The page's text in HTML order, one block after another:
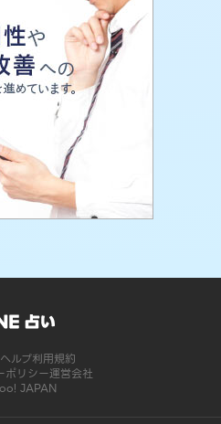
ヘルプ利用規約
ポリシー運営会社
JAPAN